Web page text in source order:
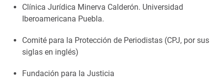
Clínica Jurídica Minerva Calderón. Universidad
Iberoamericana Puebla.
Comité para la Protección de Periodistas (CPJ, por sus
siglas en inglés)
Fundación para la Justicia